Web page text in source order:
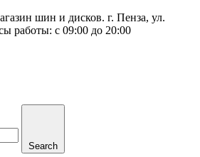
шин и дисков. г. Пенза, ул.
работы: с 09:00 до 20:00
Search